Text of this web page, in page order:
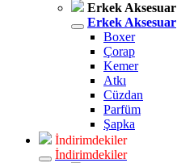
Erkek Aksesuar
Erkek Aksesuar
Boxer
Çorap
Kemer
Atkı
Cüzdan
Parfüm
Şapka
İndirimdekiler
İndirimdekiler